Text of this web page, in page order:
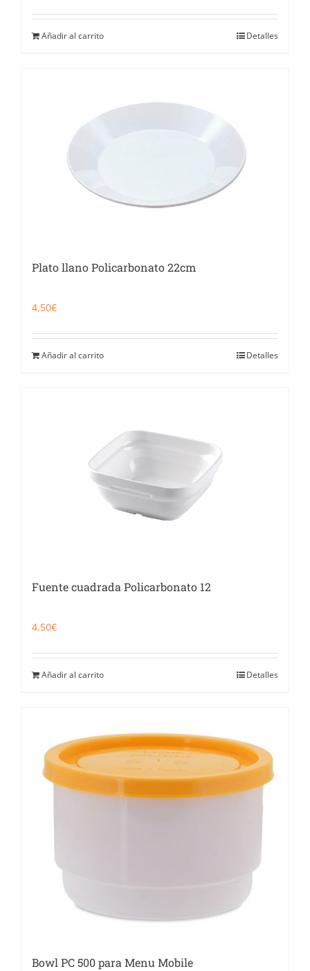
Añadir al carrito Detalles
Plato llano Policarbonato 22cm
4,50€
Añadir al carrito Detalles
Fuente cuadrada Policarbonato 12
4,50€
Añadir al carrito Detalles
Bowl PC 500 para Menu Mobile